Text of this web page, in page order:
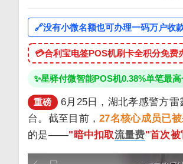
🔗没有小微名额也可办理一码万户收
💳合利宝电签POS机刷卡全积分免费
✨星驿付微智能POS机0.38%单笔最
重磅 6月25日，湖北孝感警方雷
台。截至目前，27名核心成员已
的是——"暗中扣取流量费"首次被